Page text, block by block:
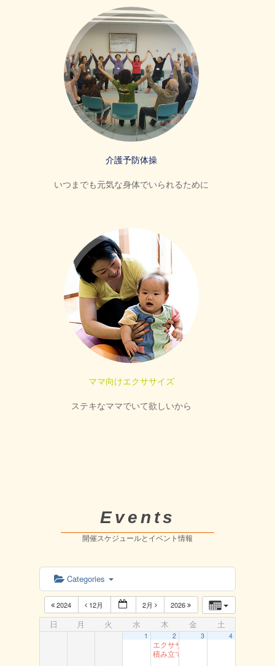
介護予防体操
いつまでも元気な身体でいられるために
ママ向けエクササイズ
ステキなママでいて欲しいから
Events
開催スケジュールとイベント情報
Categories
2024 12月 2月 2026
日 月 火 水 木 金 土
1 2
エクササイズ（岩美）
積み立て貯筋運動（とまり）
3 4